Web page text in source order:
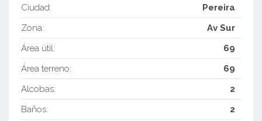
Ciudad:
Pereira
Zona:
Av Sur
Área útil:
69
Área terreno:
69
Alcobas:
2
Baños:
2